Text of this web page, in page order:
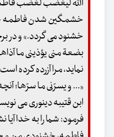
الله لیغضب لغضب
خشمگین شدن فاطمه
خشنود می گردد.» و در
بضعة منی یؤذینی ما
نماید، مرا آزرده کرده
«... و یسرّنی ما سرّها؛
ابن قتیبه دینوری می
فرمود: شما را به خدا